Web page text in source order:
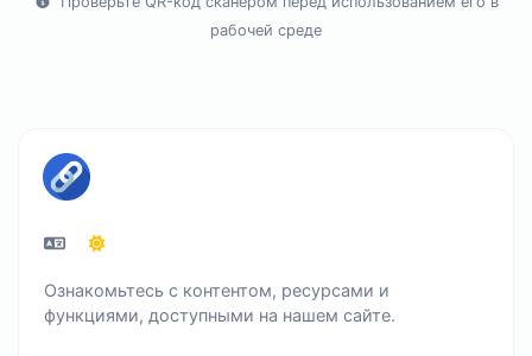
рабочей среде
Ознакомьтесь с контентом, ресурсами и
функциями, доступными на нашем сайте.